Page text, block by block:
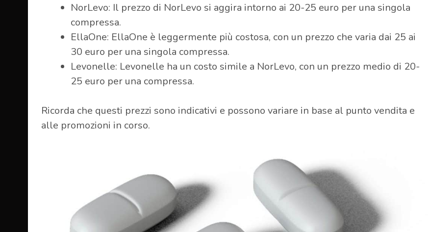
NorLevo: Il prezzo di NorLevo si aggira intorno ai 20-25 euro per una singola
compressa.
EllaOne: EllaOne è leggermente più costosa, con un prezzo che varia dai 25 ai
30 euro per una singola compressa.
Levonelle: Levonelle ha un costo simile a NorLevo, con un prezzo medio di 20-
25 euro per una compressa.
Ricorda che questi prezzi sono indicativi e possono variare in base al punto vendita e
alle promozioni in corso.